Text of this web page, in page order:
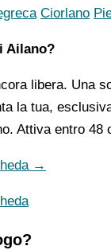
Ciorlano
Ailano?
libera. Una
la tua,
Attiva entro 48
→